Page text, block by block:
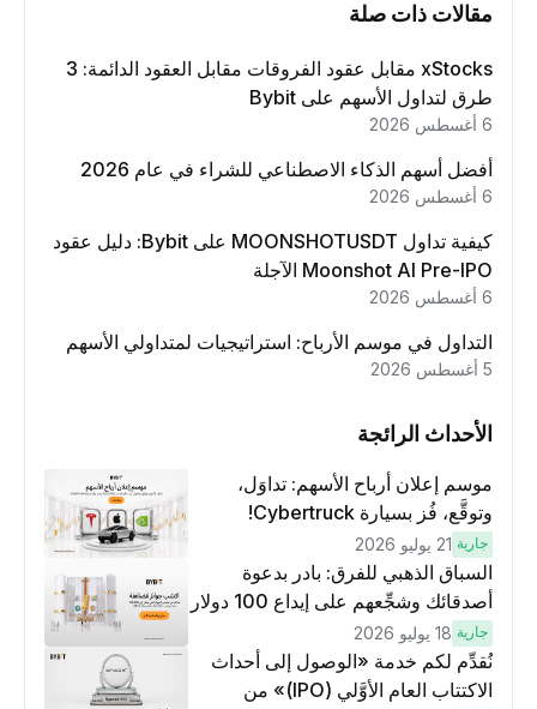
مقالات ذات صلة
xStocks مقابل عقود الفروقات مقابل العقود الدائمة: 3
طرق لتداول الأسهم على Bybit
أفضل أسهم الذكاء الاصطناعي للشراء في عام 2026
كيفية تداول MOONSHOTUSDT على Bybit: دليل عقود
Moonshot AI Pre-IPO الآجلة
التداول في موسم الأرباح: استراتيجيات لمتداولي الأسهم
الأحداث الرائجة
موسم إعلان أرباح الأسهم: تداوَل،
وتوقَّع، فُز بسيارة Cybertruck!
جارية 21 يوليو 2026
السباق الذهبي للفرق: بادر بدعوة
أصدقائك وشجِّعهم على إيداع 100 دولار
لكسَب مكافآت مُضاعَفة
جارية 18 يوليو 2026
نُقدِّم لكم خدمة «الوصول إلى أحداث
الاكتتاب العام الأوَّلي (IPO)» من